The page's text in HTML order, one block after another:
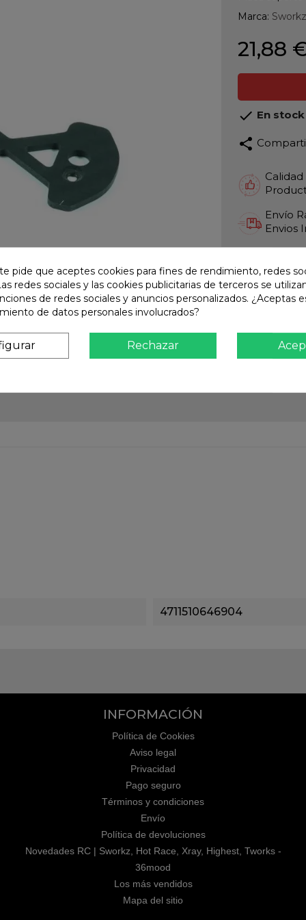
Marca: Sworkz
21,88
 En stock
share
Envío
Envios
Te
4711510646904
INFORMACIÓN
Política de Cookies
Aviso legal
Privacidad
Pago seguro
Términos y condiciones
Envío
Política de devoluciones
Novedades RC | Sworkz, Hot Race, Xray, Highest, Tworks -
36mood
Los más vendidos
Mapa del sitio
pide que aceptes cookies para fines de rendimiento, redes
redes sociales y las cookies publicitarias de terceros se
de redes sociales y anuncios personalizados. ¿Aceptas
de datos personales involucrados?
Rechazar